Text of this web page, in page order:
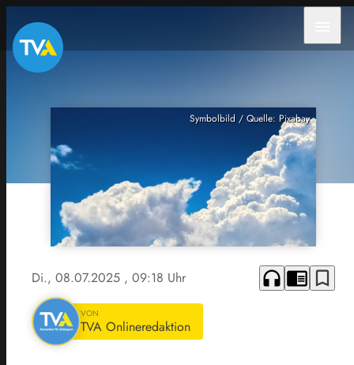
Symbolbild / Quelle: Pixabay
Di., 08.07.2025 , 09:18 Uhr headphones chrome_reader_mode bookmark_border
VON
TVA Onlineredaktion